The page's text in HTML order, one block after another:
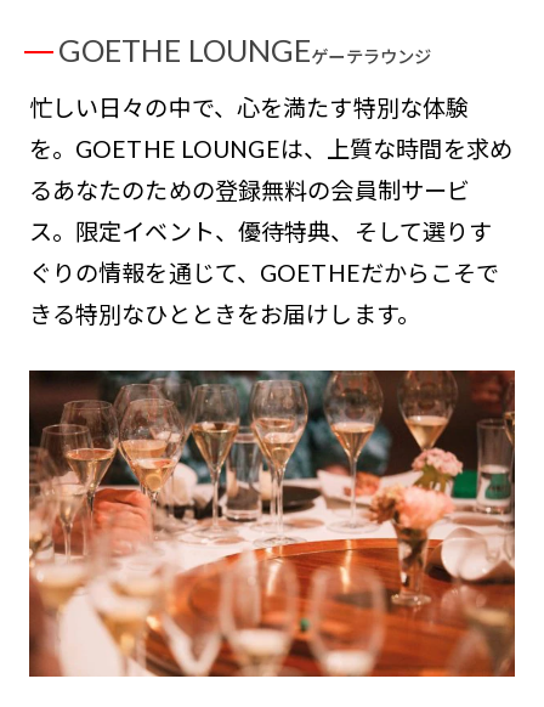
GOETHE LOUNGEゲーテラウンジ
忙しい日々の中で、心を満たす特別な体験
を。GOETHE LOUNGEは、上質な時間を求め
るあなたのための登録無料の会員制サービ
ス。限定イベント、優待特典、そして選りす
ぐりの情報を通じて、GOETHEだからこそで
きる特別なひとときをお届けします。